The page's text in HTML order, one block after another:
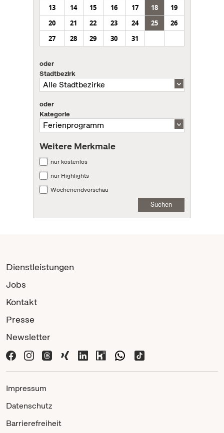
13
14 15 16 17 18
19
20
21 22 23 24 25
26
27
28 29 30 31
oder
Stadtbezirk
oder
Kategorie
Weitere Merkmale
nur kostenlos
nur Highlights
Wochenendvorschau
Suchen
Dienstleistungen
Jobs
Kontakt
Presse
Newsletter
Impressum
Datenschutz
Barrierefreiheit